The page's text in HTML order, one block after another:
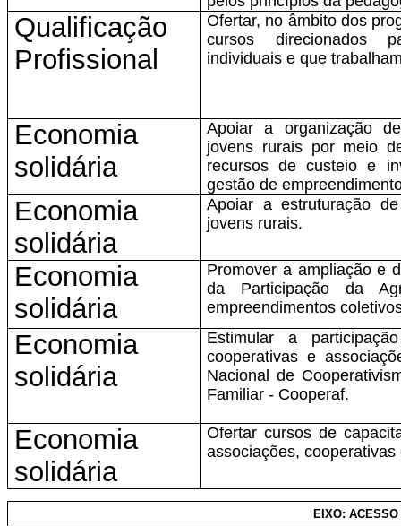
Qualificação
Profissional
Ofertar, no âmbito dos
cursos direcionados
individuais e que
Economia
solidária
Apoiar a organização
jovens rurais por meio
recursos de custeio e
gestão de
Economia
solidária
Apoiar a estruturação
jovens rurais.
Economia
solidária
Promover a ampliação e
da Participação da
empreendimentos
Economia
solidária
Estimular a
cooperativas e
Nacional de
Familiar - Cooperaf.
Economia
solidária
Ofertar cursos de
associações,
EIXO: